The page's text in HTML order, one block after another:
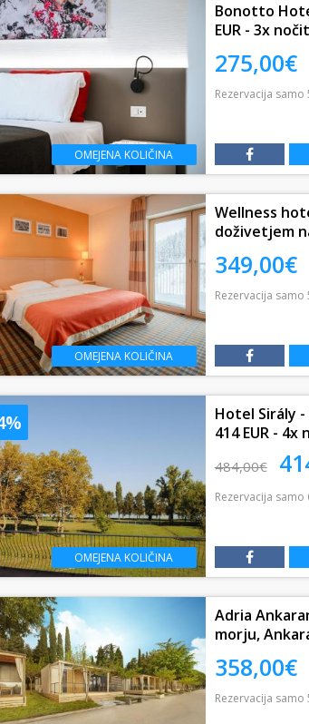
OMEJENA KOLIČINA
Bonotto
EUR - 3x
275,00€
Rezervacija samo
OMEJENA KOLIČINA
Wellness
doživetjem
349,00€
Rezervacija samo
OMEJENA KOLIČINA
Hotel Sirály
414 EUR -
484,00€
Rezervacija samo
Adria
morju,
358,00€
Rezervacija samo